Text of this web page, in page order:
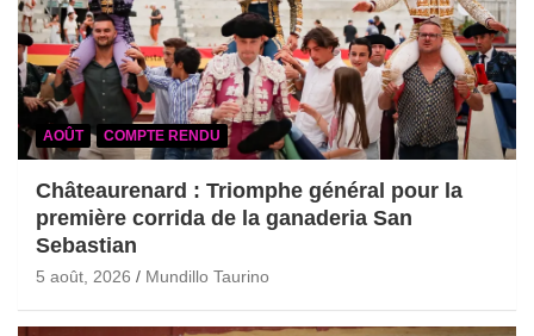
AOÛT COMPTE RENDU
Châteaurenard : Triomphe général pour la
première corrida de la ganaderia San
Sebastian
5 août, 2026 Mundillo Taurino